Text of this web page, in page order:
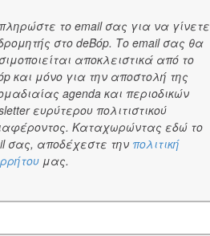
Λουκιανός
Θεοφάνης
το email σας για να γίνετε
στο deBόp. Το email σας θα
αποκλειστικά από το
και μόνο για την αποστολή της
agenda και περιοδικών
ευρύτερου πολιτιστικού
Καταχωρώντας εδώ το
σας, αποδέχεστε την πολιτική
μας.